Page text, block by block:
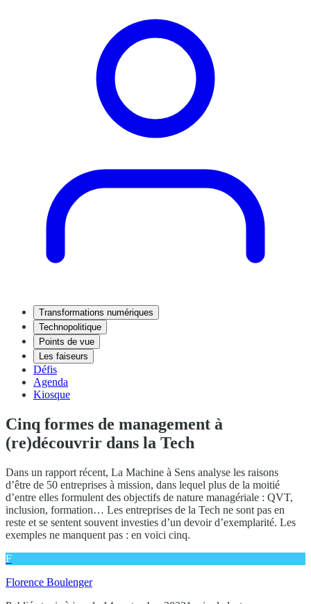
Transformations numériques
Technopolitique
Points de vue
Les faiseurs
Défis
Agenda
Kiosque
Cinq formes de management à
(re)découvrir dans la Tech
Dans un rapport récent, La Machine à Sens analyse les raisons
d’être de 50 entreprises à mission, dans lequel plus de la moitié
d’entre elles formulent des objectifs de nature managériale : QVT,
inclusion, formation… Les entreprises de la Tech ne sont pas en
reste et se sentent souvent investies d’un devoir d’exemplarité. Les
exemples ne manquent pas : en voici cinq.
F
Florence Boulenger